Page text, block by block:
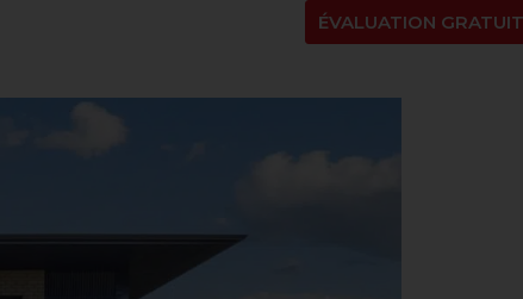
ÉVALUATION